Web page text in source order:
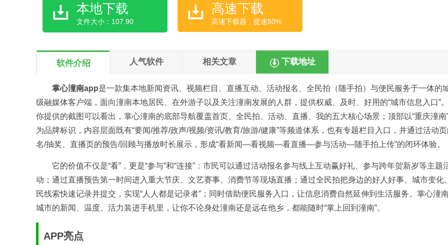
本地下载
文件大小：107.90
高速下载
高速下载器，提速50%
软件介绍 人气软件 相关文章 下载地址
掌心潼南app是一款集本地新闻资讯、视频栏目、直播互动、活动报名、全民拍（随手拍）与便民服务于一体的
级融媒体客户端，面向潼南本地居民、在外游子以及关注潼南发展的人群，提供权威、及时、好用的“城市信息入口”
你提供的截图可以看出，掌心潼南的底部导航覆盖首页、全民拍、活动、直播、我的五大核心场景；顶部以“重庆潼南
为品牌标识，内容层面既有“要闻/推荐/政声/视频/资讯/教育/旅游/健康”等频道体系，也有专题栏目入口，并通过活动
名/抽奖、直播页的预告/回顾与播放时长展示，形成“看新闻―看视频―看直播―参与活动―随手拍上传”的闭环体验。
它的价值不仅是“看”，更是“参与”和“连接”：市民可以通过活动报名参与线上互动赢好礼、参与跨年贺新岁等主题
动；通过直播预告第一时间进入重大节庆、文艺赛事、消费节等现场直播；通过全民拍把身边的好人好事、城市变化
民线索快速记录并提交，实现“人人都是记录者”；同时借助便民服务入口，让信息消费自然延伸到生活服务。掌心潼
城市的新闻、温度、活力装进手机里，让你不论身处潼南还是远在他乡，都能随时“掌上回到潼南”。
APP亮点